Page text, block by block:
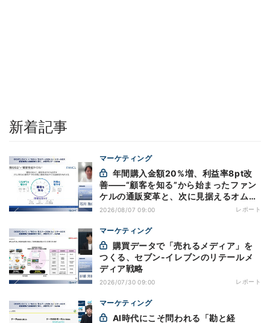
新着記事
マーケティング
善——“顧客を知る”から始まったファン
ケルの通販変革と、次に見据えるオムニ
チャネル
2026/08/07 09:00 レポート
マーケティング
つくる、セブン-イレブンのリテールメ
ディア戦略
2026/07/30 09:00 レポート
マーケティング